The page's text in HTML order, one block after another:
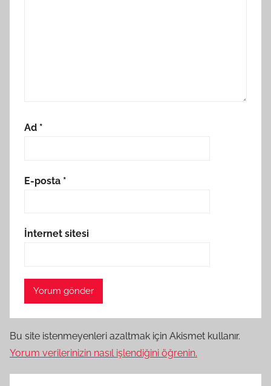
Ad *
E-posta *
İnternet sitesi
Bu site istenmeyenleri azaltmak için Akismet kullanır.
Yorum verilerinizin nasıl işlendiğini öğrenin.